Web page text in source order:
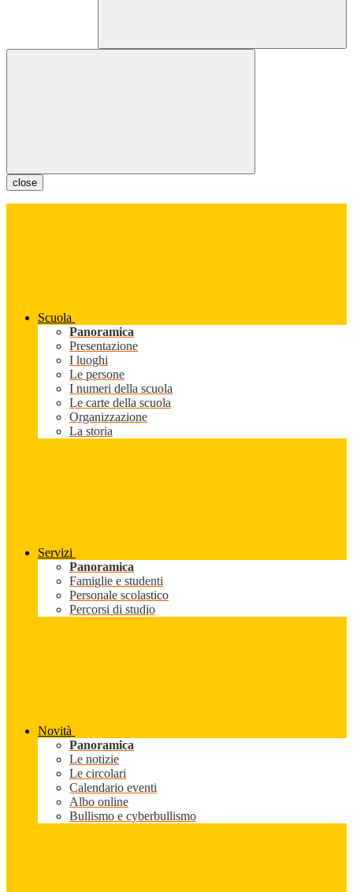
close
Scuola
Panoramica
Presentazione
I luoghi
Le persone
I numeri della scuola
Le carte della scuola
Organizzazione
La storia
Servizi
Panoramica
Famiglie e studenti
Personale scolastico
Percorsi di studio
Novità
Panoramica
Le notizie
Le circolari
Calendario eventi
Albo online
Bullismo e cyberbullismo